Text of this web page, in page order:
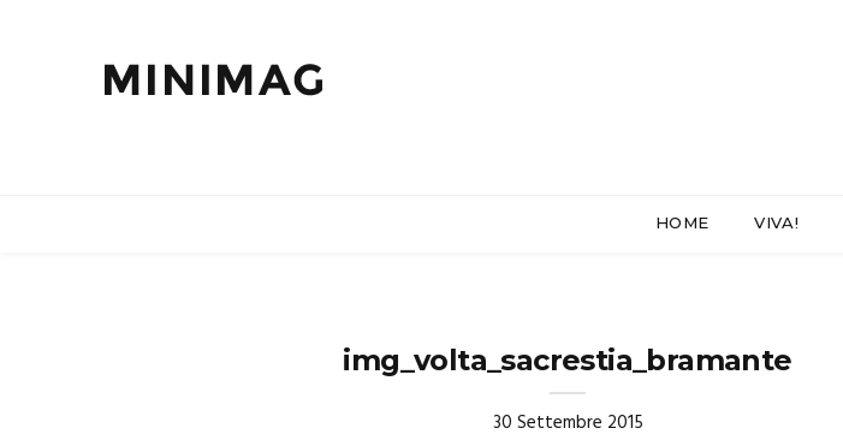
HOME VIVA!
img_volta_sacrestia_bramante
30 Settembre 2015